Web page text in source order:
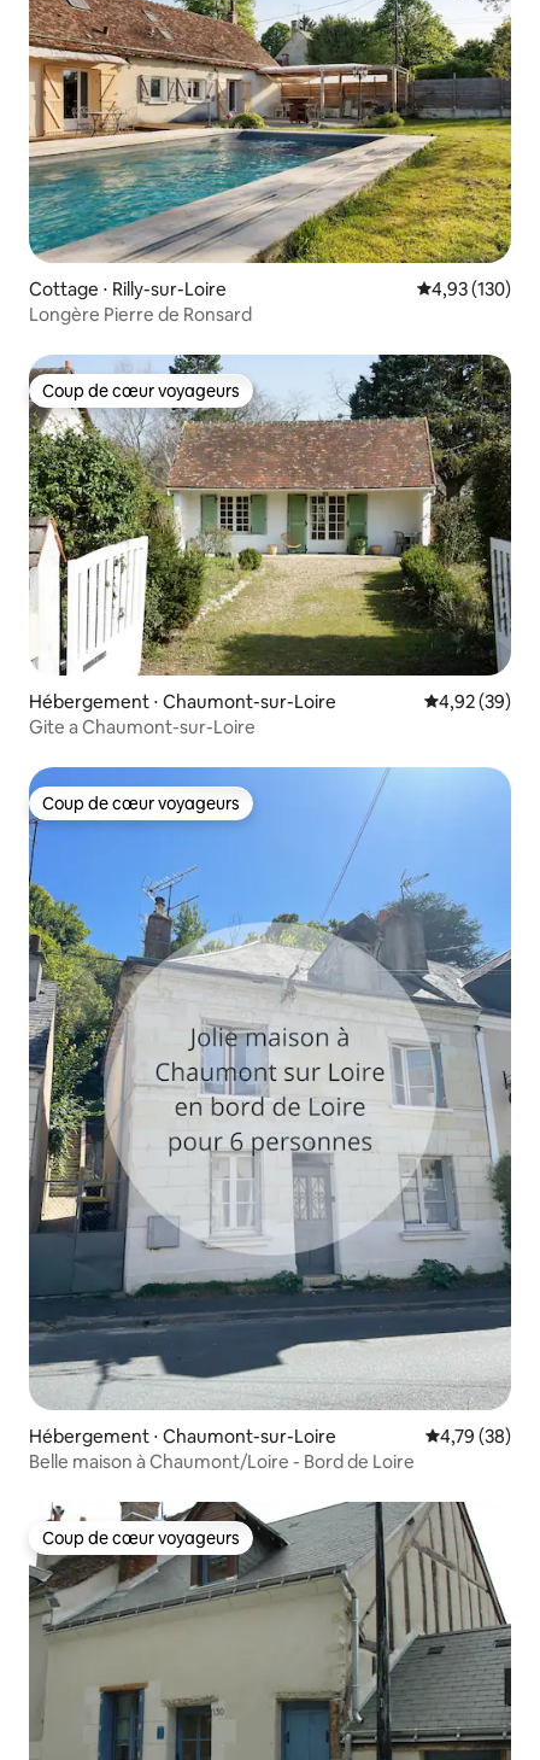
Cottage ⋅ Rilly-sur-Loire Évaluation
4,93 (130)
Longère Pierre de Ronsard
Coup de cœur voyageurs
Coup de cœur voyageurs
Hébergement ⋅ Chaumont-sur-Loire Évaluation
4,92 (39)
Gite a Chaumont-sur-Loire
Coup de cœur voyageurs
Coup de cœur voyageurs
Hébergement ⋅ Chaumont-sur-Loire Évaluation
4,79 (38)
Belle maison à Chaumont/Loire - Bord de Loire
Coup de cœur voyageurs
Coup de cœur voyageurs